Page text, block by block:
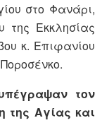
στο Φανάρι,
της Εκκλησίας
κ. Επιφανίου
τον
της Αγίας και